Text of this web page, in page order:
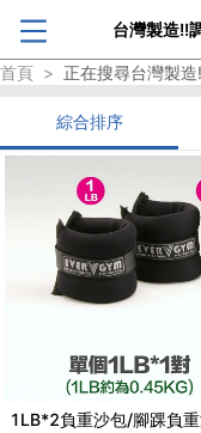
首頁 > 正在搜尋台灣製
綜合排序
1LB*2負重沙包/腳踝負